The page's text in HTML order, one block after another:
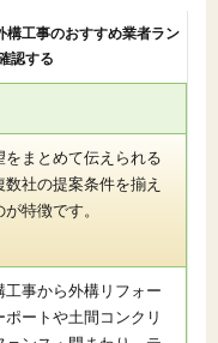
構工事のおすすめ業者ラン
認する
をまとめて伝えられる
数社の提案条件を揃え
特徴です。
工事から外構リフォー
ポートや土間コンクリ